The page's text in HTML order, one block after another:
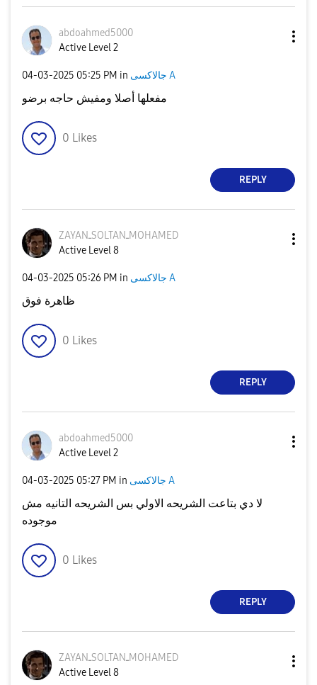
abdoahmed5000
Active Level 2
‎04-03-2025 05:25 PM in جالاكسى A
مفعلها أصلا ومفيش حاجه برضو
0 Likes
REPLY
ZAYANـSOLTANـMOHAMED
Active Level 8
‎04-03-2025 05:26 PM in جالاكسى A
ظاهرة فوق
0 Likes
REPLY
abdoahmed5000
Active Level 2
‎04-03-2025 05:27 PM in جالاكسى A
لا دي بتاعت الشريحه الاولي بس الشريحه التانيه مش
موجوده
0 Likes
REPLY
ZAYANـSOLTANـMOHAMED
Active Level 8